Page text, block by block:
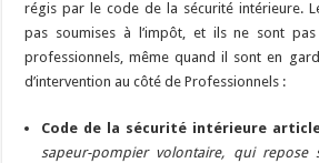
régis par le code de la sécurité intérieure.
pas soumises à l’impôt, et ils ne sont
professionnels, même quand il sont en
d’intervention au côté de Professionnels :
Code de la sécurité intérieure article
sapeur-pompier volontaire, qui